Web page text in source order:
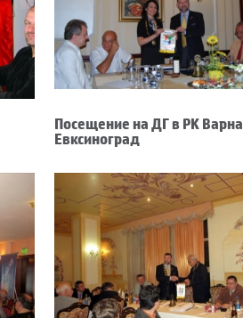
Посещение на ДГ в РК Варна
Евксиноград